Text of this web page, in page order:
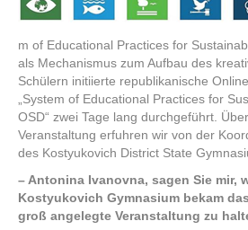
m of Educational Practices for
als Mechanismus zum Aufbau des
Schülern initiierte republikanische
„System of Educational Practices for
OSD“ zwei Tage lang durchgeführt.
Veranstaltung erfuhren wir von der
des Kostyukovich District State
– Antonina Ivanovna, sagen Sie mir,
Kostyukovich Gymnasium bekam
groß angelegte Veranstaltung zu